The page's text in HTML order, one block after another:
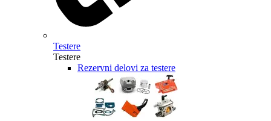
Testere
Testere
Rezervni delovi za testere